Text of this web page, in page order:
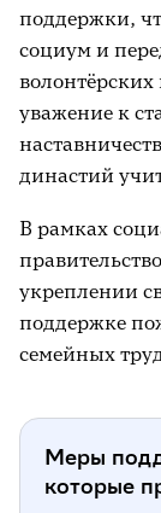
поддержки,
социум и
уважение к
династий
В рамках
укреплении
поддержке
семейных
Меры
которые